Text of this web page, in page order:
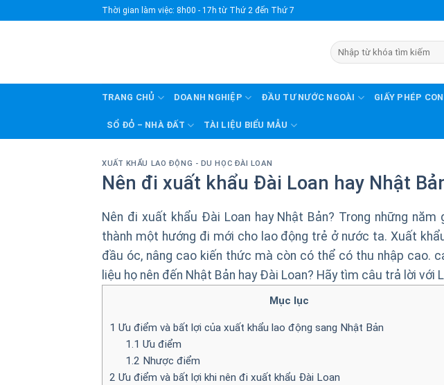
to
Thời gian làm việc: 8h00 - 17h từ Thứ 2 đến Thứ 7
TRANG CHỦ DOANH NGHIỆP ĐẦU TƯ NƯỚC NGOÀI GIẤY PHÉP CON
SỔ ĐỎ – NHÀ ĐẤT TÀI LIỆU BIỂU MẪU
XUẤT KHẨU LAO ĐỘNG - DU HỌC ĐÀI LOAN
Nên đi xuất khẩu Đài Loan hay Nhật
Nên đi xuất khẩu Đài Loan hay Nhật Bản? Trong những
thành một hướng đi mới cho lao động trẻ ở nước ta. Xuất
đầu óc, nâng cao kiến thức mà còn có thể có thu nhập cao.
liệu họ nên đến Nhật Bản hay Đài Loan? Hãy tìm câu trả lời với
Mục lục
1 Ưu điểm và bất lợi của xuất khẩu lao động sang Nhật Bản
1.1 Ưu điểm
1.2 Nhược điểm
2 Ưu điểm và bất lợi khi nên đi xuất khẩu Đài Loan